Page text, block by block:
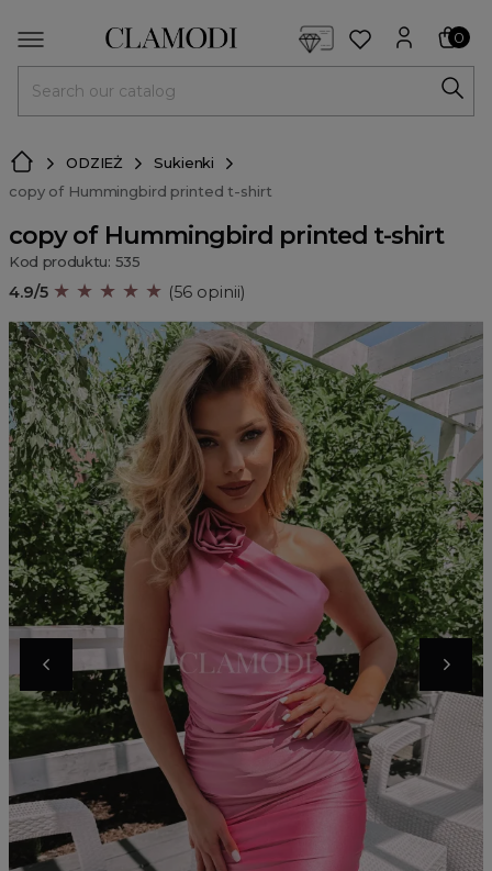
0
ODZIEŻ
Sukienki
copy of Hummingbird printed t-shirt
copy of Hummingbird printed t-shirt
Kod produktu: 535
4.9/5 ★ ★ ★ ★ ★ (56 opinii)